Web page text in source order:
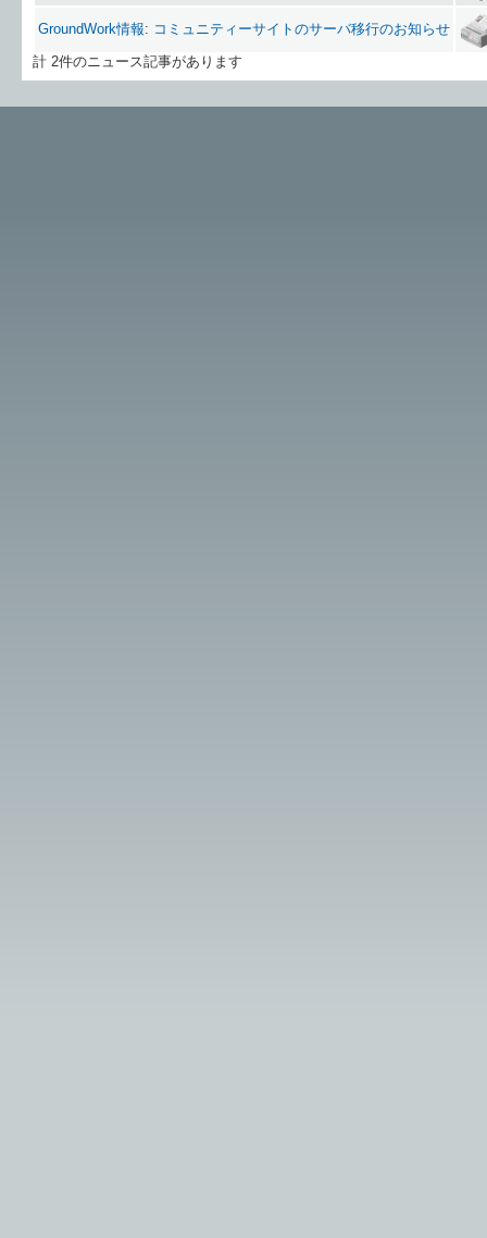
GroundWork情報: コミュニティーサイトのサーバ移行のお知らせ
計 2件のニュース記事があります